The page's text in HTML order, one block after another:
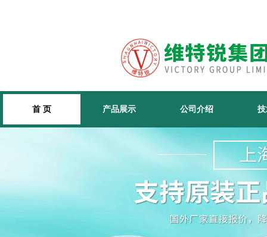
首 页 产品展示 公司介绍